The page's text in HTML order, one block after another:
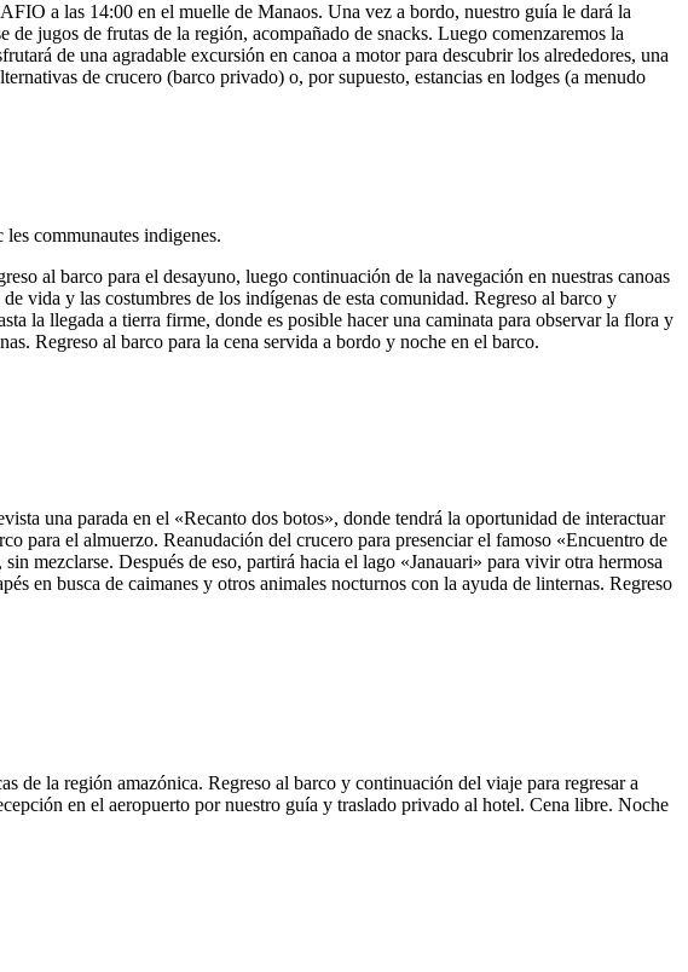
a las 14:00 en el muelle de Manaos. Una vez a bordo, nuestro guía le dará la
jugos de frutas de la región, acompañado de snacks. Luego comenzaremos la
de una agradable excursión en canoa a motor para descubrir los alrededores, una
de crucero (barco privado) o, por supuesto, estancias en lodges (a menudo
al barco para el desayuno, luego continuación de la navegación en nuestras canoas
vida y las costumbres de los indígenas de esta comunidad. Regreso al barco y
la llegada a tierra firme, donde es posible hacer una caminata para observar la flora y
Regreso al barco para la cena servida a bordo y noche en el barco.
una parada en el «Recanto dos botos», donde tendrá la oportunidad de interactuar
para el almuerzo. Reanudación del crucero para presenciar el famoso «Encuentro de
mezclarse. Después de eso, partirá hacia el lago «Janauari» para vivir otra hermosa
en busca de caimanes y otros animales nocturnos con la ayuda de linternas. Regreso
de la región amazónica. Regreso al barco y continuación del viaje para regresar a
en el aeropuerto por nuestro guía y traslado privado al hotel. Cena libre. Noche